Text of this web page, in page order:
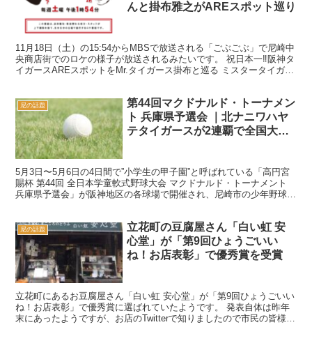
んと掛布雅之がAREスポット巡り
11月18日（土）の15:54からMBSで放送される「ごぶごぶ」で尼崎中
央商店街でのロケの様子が放送されるみたいです。 祝日本一‼阪神タ
イガースAREスポットをMr.タイガース掛布と巡る ミスタータイガー
尼の話題
第44回マクドナルド・トーナメン
ト 兵庫県予選会 ｜北ナニワハヤ
テタイガースが2連覇で全国大会
5月3日〜5月6日の4日間で”小学生の甲子園”と呼ばれている「高円宮
賜杯 第44回 全日本学童軟式野球大会 マクドナルド・トーナメント
兵庫県予選会」が阪神地区の各球場で開催され、尼崎市の少年野球チ
尼の話題
立花町の豆腐屋さん「白い虹 安
心堂」が「第9回ひょうごいい
ね！お店表彰」で優秀賞を受賞
立花町にあるお豆腐屋さん「白い虹 安心堂」が「第9回ひょうごいい
ね！お店表彰」で優秀賞に選ばれていたようです。 発表自体は昨年
末にあったようですが、お店のTwitterで知りましたので市民の皆様に